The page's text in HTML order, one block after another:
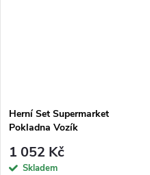
Herní Set Supermarket
Pokladna Vozík
1 052 Kč
Skladem